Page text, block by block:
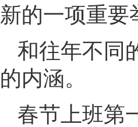
新的一项重要
和往年不同
的内涵。
春节上班第